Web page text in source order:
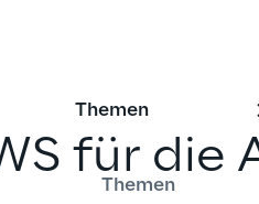
Themen
Themen
für die